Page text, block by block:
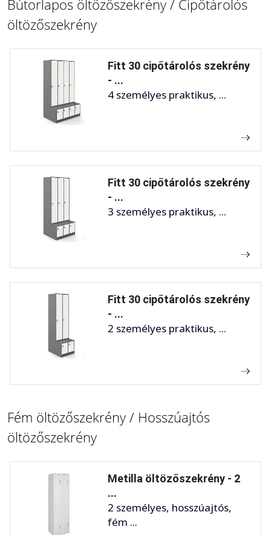
Bútorlapos öltözőszekrény / Cipőtárolós
öltözőszekrény
Fitt 30 cipőtárolós szekrény
- ...
4 személyes praktikus, ...
Fitt 30 cipőtárolós szekrény
- ...
3 személyes praktikus, ...
Fitt 30 cipőtárolós szekrény
- ...
2 személyes praktikus, ...
Fém öltözőszekrény / Hosszúajtós
öltözőszekrény
Metilla öltözőszekrény - 2
...
2 személyes, hosszúajtós,
fém ...